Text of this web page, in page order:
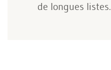
de longues listes.